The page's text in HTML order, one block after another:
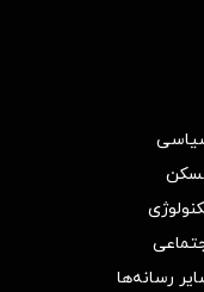
رسانه‌‌ها